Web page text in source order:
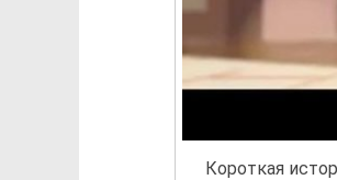
Короткая